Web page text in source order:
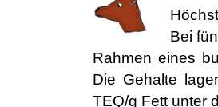
Bei
Rahmen eines
Die Gehalte
TEQ/g Fett unter